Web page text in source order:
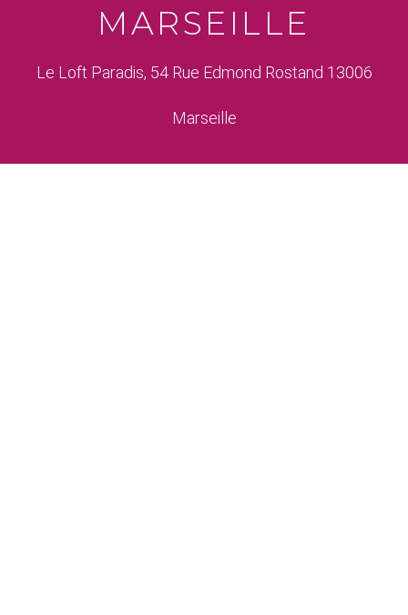
MARSEILLE
Le Loft Paradis, 54 Rue Edmond Rostand 13006
Marseille